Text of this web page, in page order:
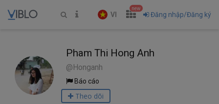
VI
new
Đăng nhập/Đăng ký
Pham Thi Hong Anh
@Honganh
Báo cáo
Theo dõi